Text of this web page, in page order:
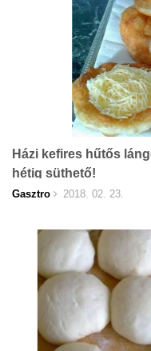
Házi kefires hűtős
hétig süthető!
Gasztro 2018. 02. 23.